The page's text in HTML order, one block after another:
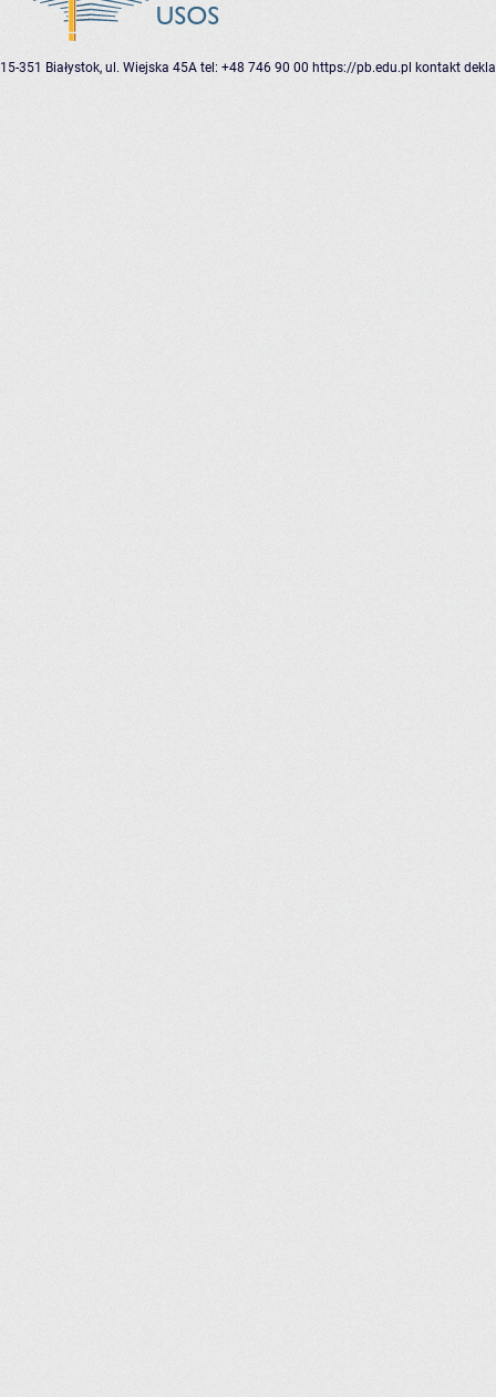
15-351 Białystok, ul. Wiejska 45A tel: +48 746 90 00 https://pb.edu.pl kontakt